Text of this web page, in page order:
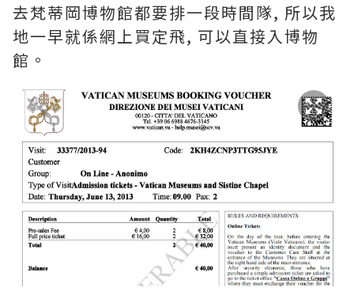
去梵蒂岡博物館都要排一段時間隊, 所以我
地一早就係網上買定飛, 可以直接入博物
館。